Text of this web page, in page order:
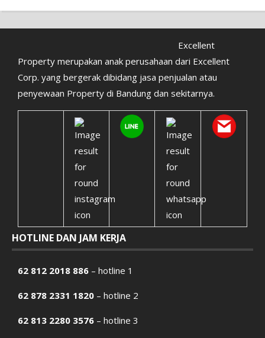
Excellent
Property merupakan anak perusahaan dari Excellent
Corp. yang bergerak dibidang jasa penjualan atau
penyewaan Property di Bandung dan sekitarnya.
HOTLINE DAN JAM KERJA
62 812 2018 886 – hotline 1
62 878 2331 1820 – hotline 2
62 813 2280 3576 – hotline 3